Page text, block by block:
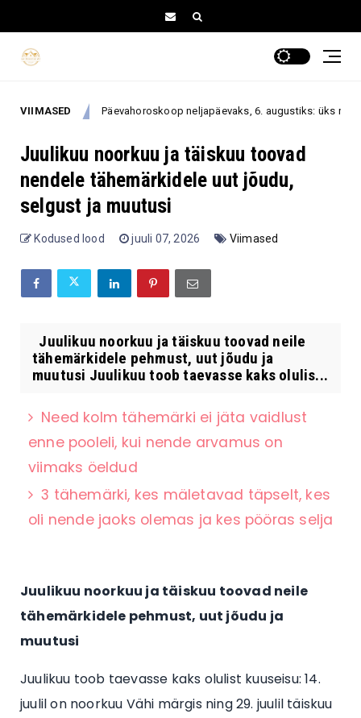
VIIMASED
Päevahoroskoop neljapäevaks, 6. augustiks: üks rahulik otsus võib
Juulikuu noorkuu ja täiskuu toovad
nendele tähemärkidele uut jõudu,
selgust ja muutusi
Kodused lood juuli 07, 2026 Viimased
Juulikuu noorkuu ja täiskuu toovad neile
tähemärkidele pehmust, uut jõudu ja
muutusi Juulikuu toob taevasse kaks olulis...
Need kolm tähemärki ei jäta vaidlust
enne pooleli, kui nende arvamus on
viimaks öeldud
3 tähemärki, kes mäletavad täpselt, kes
oli nende jaoks olemas ja kes pööras selja
Juulikuu noorkuu ja täiskuu toovad neile
tähemärkidele pehmust, uut jõudu ja
muutusi
Juulikuu toob taevasse kaks olulist kuuseisu: 14.
juulil on noorkuu Vähi märgis ning 29. juulil täiskuu